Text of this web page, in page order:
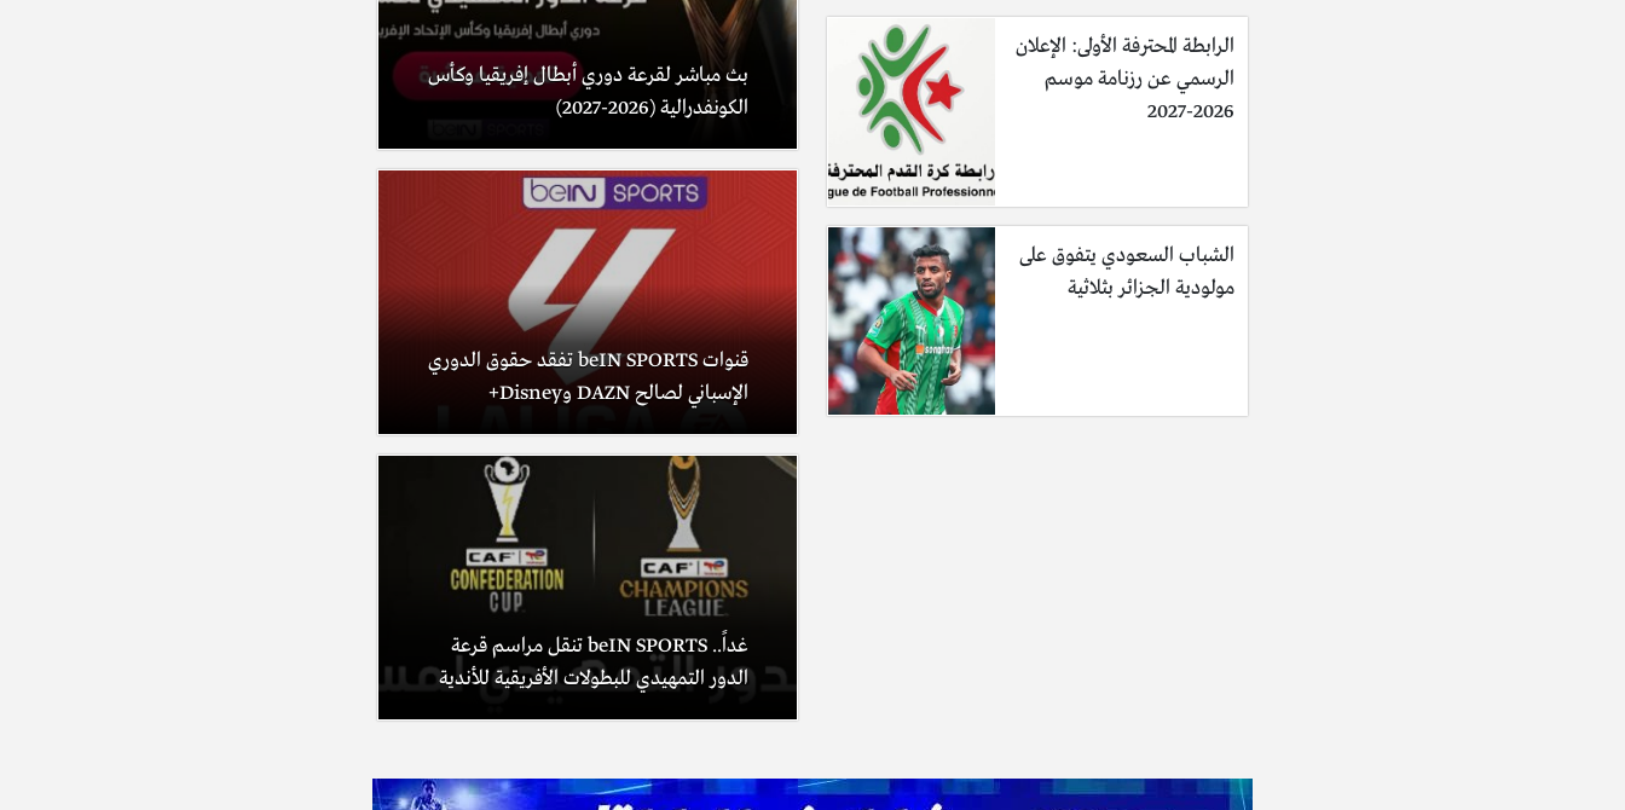
الرابطة المحترفة الأولى: الإعلان
الرسمي عن رزنامة موسم
2026-2027
الشباب السعودي يتفوق على
مولودية الجزائر بثلاثية
بث مباشر لقرعة دوري أبطال إفريقيا وكأس
الكونفدرالية (2026-2027)
قنوات beIN SPORTS تفقد حقوق الدوري
الإسباني لصالح DAZN وDisney+
غداً.. beIN SPORTS تنقل مراسم قرعة
الدور التمهيدي للبطولات الأفريقية للأندية